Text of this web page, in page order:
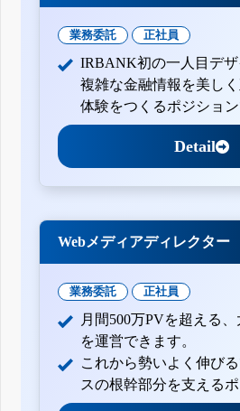
業務委託 正社員
IRBANK初の一人目デザ
複雑な金融情報を美し
体験をつくるポジション
Detail
Webメディアディレクター
業務委託 正社員
月間500万PVを超える
を運営できます。
これから勢いよく伸び
スの根幹部分を支えるポ